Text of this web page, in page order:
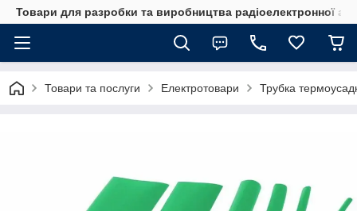
Товари для разробки та виробництва радіоелектронної
Товари та послуги Електротовари Трубка